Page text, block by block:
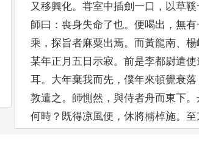
又移興化。 甞室中插劍一口 ， 以草鞵
師曰 ： 喪身失命了也。 便喝出 ， 無有
乘 ， 探旨者麻粟出焉。 而黃龍南、 楊
某年正月五日示寂。 前是李都尉遣使
耳。 大年棄我而先 ， 僕年來頓覺衰落
敦遣之。 師惻然 ， 與侍者舟而東下。
何時 ？ 既得凉風便 ， 休將㯭棹施。